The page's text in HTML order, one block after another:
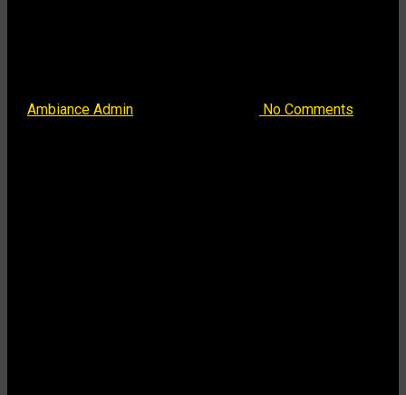
Ambiance Admin No Comments